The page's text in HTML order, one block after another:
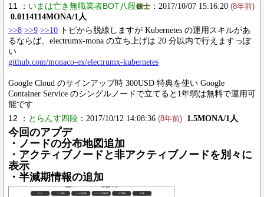
11 ： いまは亡き無職業者BOT八段錬士 ：2017/10/07 15:16:20 (8年前)
0.0114114MONA/1人
>>8 >>9 >>10 トピから脱線しますが Kubernetes の運用スキルがあ
るならば、electrumx-mona の立ち上げは 20 分以内で行えますっぽ
い
github.com/monaco-ex/electrumx-kubernetes
Google Cloud のサインアップ時 300USD 特典を使い Google
Container Service のシングルノードで立てると1年弱は無料で運用可
能です
12 ： とらんす四段 ：2017/10/12 14:08:36 (8年前) 1.5MONA/1人
今回のアプデ
・ノードの分布地図追加
・アクティブノードと非アクティブノードを別々に
表示
・半減期情報の追加